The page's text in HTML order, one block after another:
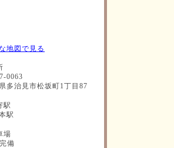
地図で見る
0063
多治見市松坂町1丁目87
駅
駅
場
備